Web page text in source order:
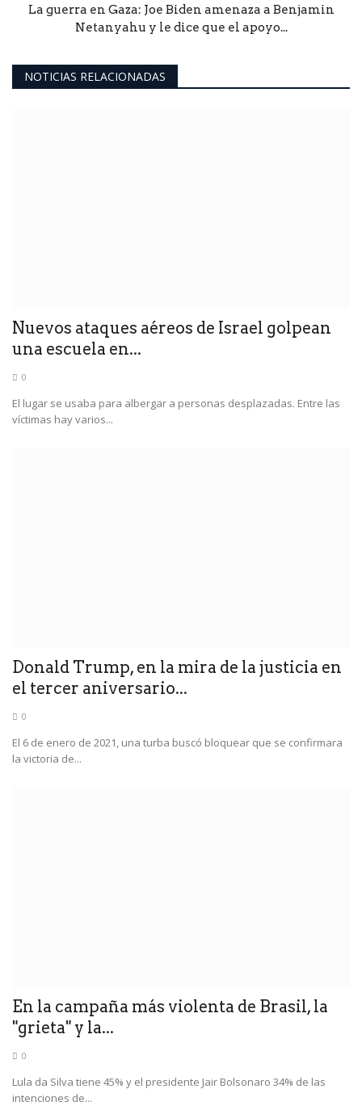
La guerra en Gaza: Joe Biden amenaza a Benjamin
Netanyahu y le dice que el apoyo...
NOTICIAS RELACIONADAS
Nuevos ataques aéreos de Israel golpean
una escuela en...
0
El lugar se usaba para albergar a personas desplazadas. Entre las
víctimas hay varios...
Donald Trump, en la mira de la justicia en
el tercer aniversario...
0
El 6 de enero de 2021, una turba buscó bloquear que se confirmara
la victoria de...
En la campaña más violenta de Brasil, la
"grieta" y la...
0
Lula da Silva tiene 45% y el presidente Jair Bolsonaro 34% de las
intenciones de...